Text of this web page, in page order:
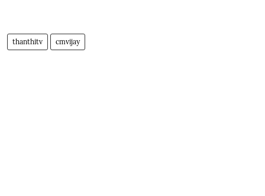
thanthitv cmvijay